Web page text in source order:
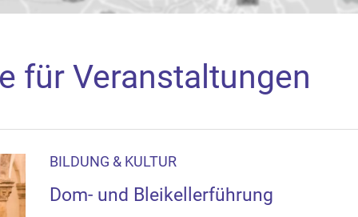
akzeptieren Sie, dass die Anwendung Google Maps beim
für Veranstaltungen
BILDUNG & KULTUR
Dom- und Bleikellerführung